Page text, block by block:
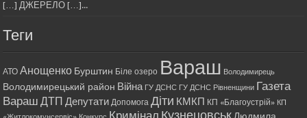
[…] ДЖЕРЕЛО […]...
Теги
АТО Анощенко Бурштин Біле озеро Вараш Володимирець
Володимирецький район Війна ГУ ДСНС ГУ ДСНС Рівненщини Газета
Вараш ДТП Депутати Допомога Діти КМКП КП «Благоустрій» КП
Кримінал Кузнецовськ